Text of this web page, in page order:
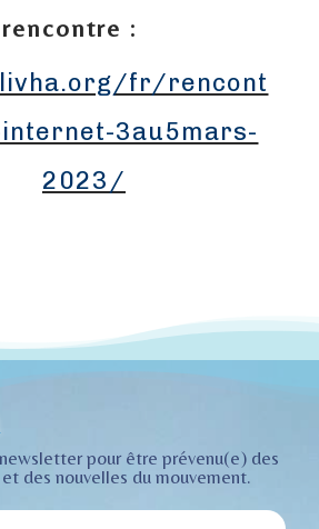
rencontre :
fr/rencont
3au5mars-
2023/
pour être prévenu(e) des
des nouvelles du mouvement.